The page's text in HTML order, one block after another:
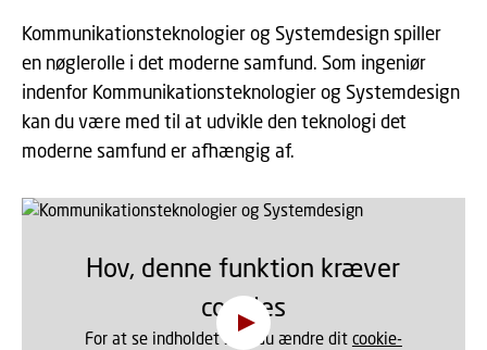
Kommunikationsteknologier og Systemdesign spiller
en nøglerolle i det moderne samfund. Som ingeniør
indenfor Kommunikationsteknologier og Systemdesign
kan du være med til at udvikle den teknologi det
moderne samfund er afhængig af.
Hov, denne funktion kræver
cookies
For at se indholdet skal du ændre dit cookie-